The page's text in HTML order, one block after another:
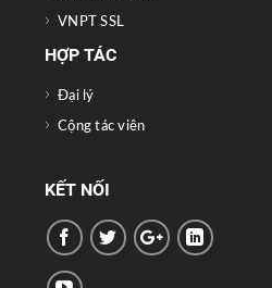
VNPT SSL
HỢP TÁC
Đại lý
Cộng tác viên
KẾT NỐI